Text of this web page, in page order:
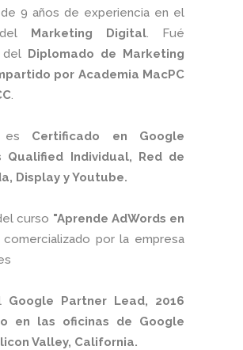
9 años de experiencia en el
Marketing Digital. Fué
del Diplomado de Marketing
por Academia MacPC
.
es Certificado en Google
Qualified Individual, Red de
Display y Youtube.
curso "Aprende AdWords en
comercializado por la empresa
Google Partner Lead, 2016
en las oficinas de Google
Valley, California.